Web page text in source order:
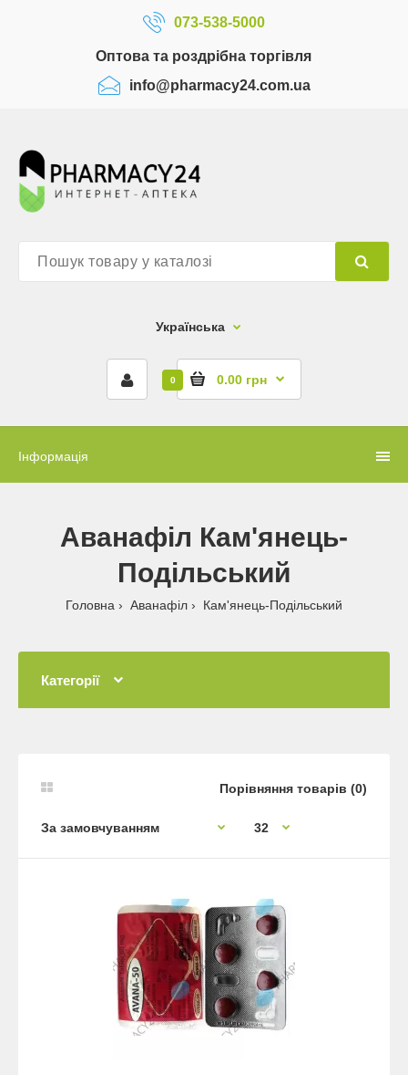
073-538-5000
Оптова та роздрібна торгівля
info@pharmacy24.com.ua
Українська
0 0.00 грн
Інформація
Аванафіл Кам'янець-
Подільський
Головна Аванафіл Кам'янець-Подільський
Категорії
Порівняння товарів (0)